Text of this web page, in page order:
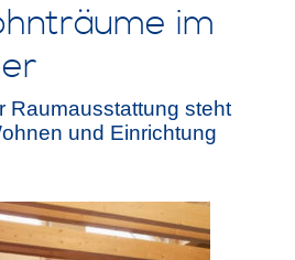
im
Raumausstattung steht
und Einrichtung